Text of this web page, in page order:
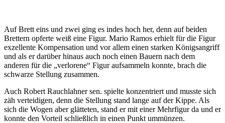
Auf Brett eins und zwei ging es indes hoch her, denn auf beiden
Brettern opferte weiß eine Figur. Mario Ramos erhielt für die Figur
exzellente Kompensation und vor allem einen starken Königsangriff
und als er darüber hinaus auch noch einen Bauern nach dem
anderen für die „verlorene“ Figur aufsammeln konnte, brach die
schwarze Stellung zusammen.
Auch Robert Rauchlahner sen. spielte konzentriert und musste sich
zäh verteidigen, denn die Stellung stand lange auf der Kippe. Als
sich die Wogen aber glätteten, stand er mit einer Mehrfigur da und er
konnte den Vorteil schließlich in einen Punkt ummünzen.